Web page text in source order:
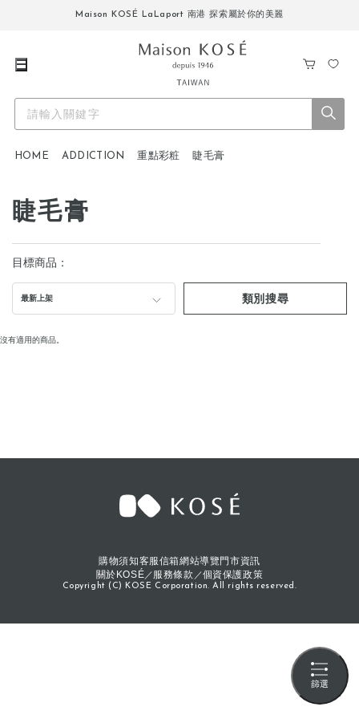
Maison KOSÉ LaLaport 南港 探索屬於你的美麗
HOME ADDICTION 重點彩粧 睫毛膏
篩選
睫毛膏
目標商品：
最新上架 類別搜尋
沒有適用的商品。
購物須知客服信箱網站導覽門市資訊
關於KOSÉ
服務條款 個資保護政策
Copyright (C) KOSE Corporation. All rights reserved.